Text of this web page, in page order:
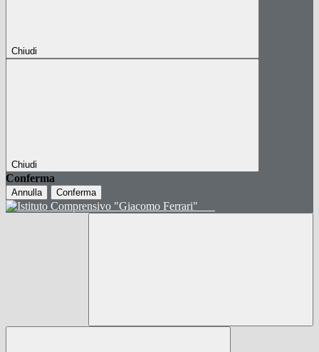
Chiudi
Chiudi
Conferma
Annulla Conferma